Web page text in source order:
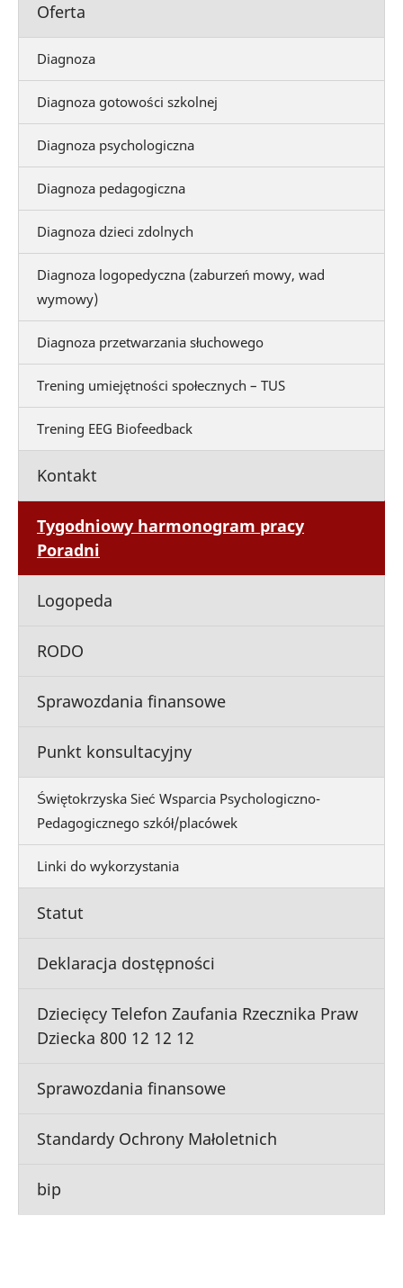
Oferta
Diagnoza
Diagnoza gotowości szkolnej
Diagnoza psychologiczna
Diagnoza pedagogiczna
Diagnoza dzieci zdolnych
Diagnoza logopedyczna (zaburzeń mowy, wad
wymowy)
Diagnoza przetwarzania słuchowego
Trening umiejętności społecznych – TUS
Trening EEG Biofeedback
Kontakt
Tygodniowy harmonogram pracy
Poradni
Logopeda
RODO
Sprawozdania finansowe
Punkt konsultacyjny
Świętokrzyska Sieć Wsparcia Psychologiczno-
Pedagogicznego szkół/placówek
Linki do wykorzystania
Statut
Deklaracja dostępności
Dziecięcy Telefon Zaufania Rzecznika Praw
Dziecka 800 12 12 12
Sprawozdania finansowe
Standardy Ochrony Małoletnich
bip